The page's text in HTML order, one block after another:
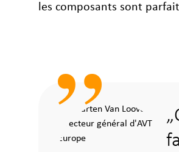
les composants sont